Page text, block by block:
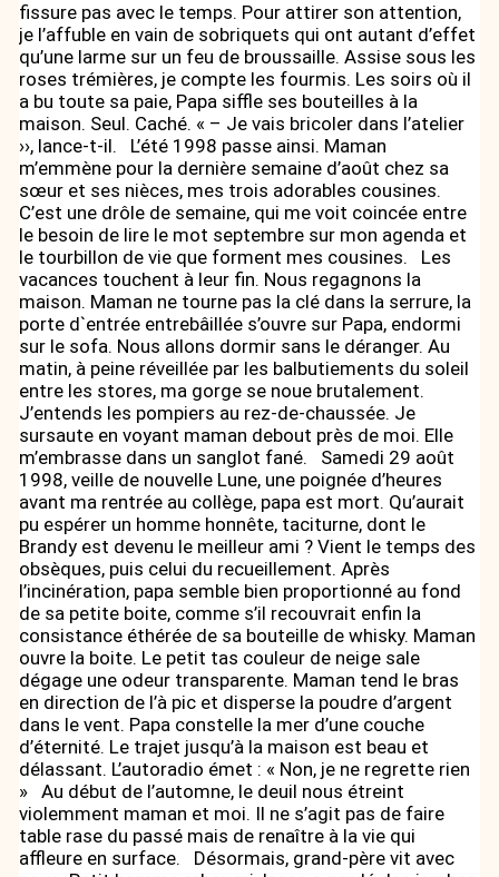
fissure pas avec le temps. Pour attirer son attention,
je l’affuble en vain de sobriquets qui ont autant d’effet
qu’une larme sur un feu de broussaille. Assise sous les
roses trémières, je compte les fourmis. Les soirs où il
a bu toute sa paie, Papa siffle ses bouteilles à la
maison. Seul. Caché. « – Je vais bricoler dans l’atelier
››, lance-t-il. L’été 1998 passe ainsi. Maman
m’emmène pour la dernière semaine d’août chez sa
sœur et ses nièces, mes trois adorables cousines.
C’est une drôle de semaine, qui me voit coincée entre
le besoin de lire le mot septembre sur mon agenda et
le tourbillon de vie que forment mes cousines. Les
vacances touchent à leur fin. Nous regagnons la
maison. Maman ne tourne pas la clé dans la serrure, la
porte d`entrée entrebâillée s’ouvre sur Papa, endormi
sur le sofa. Nous allons dormir sans le déranger. Au
matin, à peine réveillée par les balbutiements du soleil
entre les stores, ma gorge se noue brutalement.
J’entends les pompiers au rez-de-chaussée. Je
sursaute en voyant maman debout près de moi. Elle
m’embrasse dans un sanglot fané. Samedi 29 août
1998, veille de nouvelle Lune, une poignée d’heures
avant ma rentrée au collège, papa est mort. Qu’aurait
pu espérer un homme honnête, taciturne, dont le
Brandy est devenu le meilleur ami ? Vient le temps des
obsèques, puis celui du recueillement. Après
l’incinération, papa semble bien proportionné au fond
de sa petite boite, comme s’il recouvrait enfin la
consistance éthérée de sa bouteille de whisky. Maman
ouvre la boite. Le petit tas couleur de neige sale
dégage une odeur transparente. Maman tend le bras
en direction de l’à pic et disperse la poudre d’argent
dans le vent. Papa constelle la mer d’une couche
d’éternité. Le trajet jusqu’à la maison est beau et
délassant. L’autoradio émet : « Non, je ne regrette rien
» Au début de l’automne, le deuil nous étreint
violemment maman et moi. Il ne s’agit pas de faire
table rase du passé mais de renaître à la vie qui
affleure en surface. Désormais, grand-père vit avec